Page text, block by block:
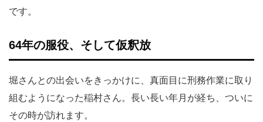
です。
64年の服役、そして仮釈放
堀さんとの出会いをきっかけに、真面目に刑務作業に取り
組むようになった稲村さん。長い長い年月が経ち、ついに
その時が訪れます。